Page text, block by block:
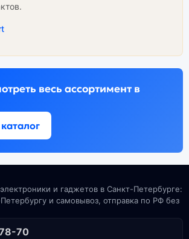
весь ассортимент в
и гаджетов в Санкт-Петербурге:
и самовывоз, отправка по РФ без
70